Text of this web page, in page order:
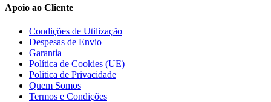
Apoio ao Cliente
Condições de Utilização
Despesas de Envio
Garantia
Política de Cookies (UE)
Politica de Privacidade
Quem Somos
Termos e Condições